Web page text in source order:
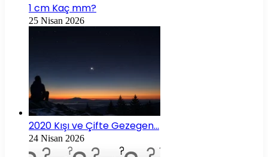
1 cm Kaç mm?
25 Nisan 2026
2020 Kışı ve Çifte Gezegen…
24 Nisan 2026